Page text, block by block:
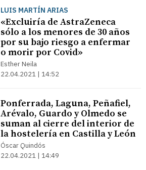
LUIS MARTÍN ARIAS
«Excluiría de AstraZeneca
sólo a los menores de 30 años
por su bajo riesgo a enfermar
o morir por Covid»
Esther Neila
22.04.2021 | 14:52
Ponferrada, Laguna, Peñafiel,
Arévalo, Guardo y Olmedo se
suman al cierre del interior de
la hostelería en Castilla y León
Óscar Quindós
22.04.2021 | 14:49